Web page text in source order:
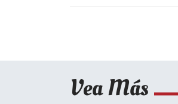
Vea Más